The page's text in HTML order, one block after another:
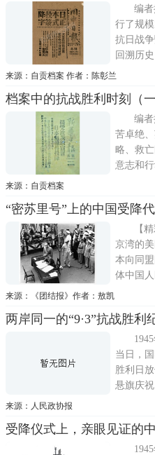
工作人
忙碌着
编
行了规
抗日战
回溯历
为抗日
年8月重
成为铭
日，日
来源：自贡档案 作者：陈彰兰
档案中的抗战胜利时刻（一
编
苦卓绝
略、救
意志和
战、为
1945年
档案以
场景。
来源：自贡档案
“密苏里号”上的中国受降
【
京湾的
本向同
体中国
刻的中
知。▲徐
相重光
12日，
来源：《团结报》作者：敖凯
两岸同一的“9·3”抗战胜利
当日，
胜利日
悬旗庆
政府议
及纪念
念日，
来源：人民政协报
受降仪式上，亲眼见证的